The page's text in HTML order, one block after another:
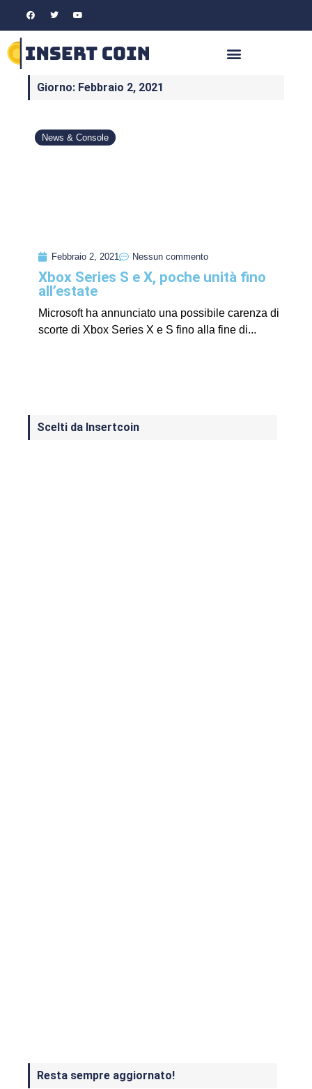
Giorno: Febbraio 2, 2021
News & Console
Febbraio 2, 2021 Nessun commento
Xbox Series S e X, poche unità fino
all’estate
Microsoft ha annunciato una possibile carenza di
scorte di Xbox Series X e S fino alla fine di...
Scelti da Insertcoin
Resta sempre aggiornato!